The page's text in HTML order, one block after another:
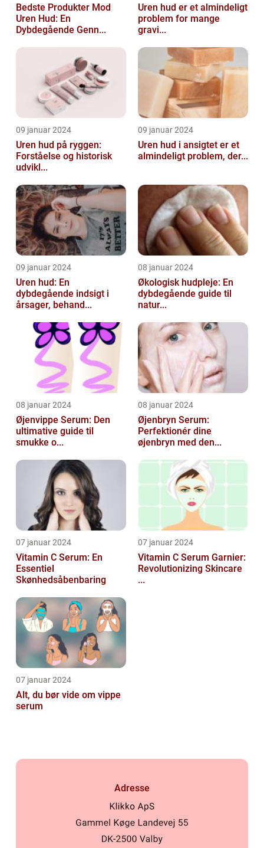
Bedste Produkter Mod
Uren Hud: En
Dybdegående Genn...
Uren hud er et almindeligt
problem for mange
gravi...
09 januar 2024
Uren hud på ryggen:
Forståelse og historisk
udvikl...
09 januar 2024
Uren hud i ansigtet er et
almindeligt problem, der...
09 januar 2024
Uren hud: En
dybdegående indsigt i
årsager, behand...
08 januar 2024
Økologisk hudpleje: En
dybdegående guide til
natur...
08 januar 2024
Øjenvippe Serum: Den
ultimative guide til
smukke o...
08 januar 2024
Øjenbryn Serum:
Perfektionér dine
øjenbryn med den...
07 januar 2024
Vitamin C Serum: En
Essentiel
Skønhedsåbenbaring
07 januar 2024
Vitamin C Serum Garnier:
Revolutionizing Skincare
...
07 januar 2024
Alt, du bør vide om vippe
serum
Adresse